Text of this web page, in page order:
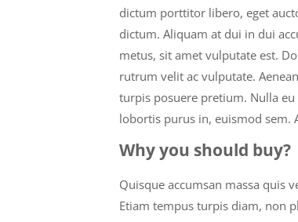
dictum porttitor libero, eget
dictum. Aliquam at dui in dui
metus, sit amet vulputate est.
rutrum velit ac vulputate.
turpis posuere pretium. Nulla
lobortis purus in, euismod sem.
Why you should buy?
Quisque accumsan massa quis
Etiam tempus turpis diam, non